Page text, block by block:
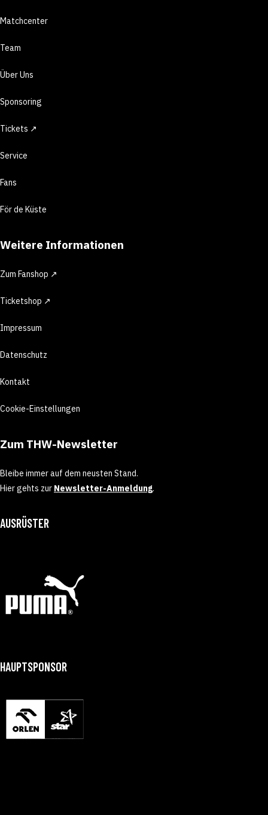
Matchcenter
Team
Über Uns
Sponsoring
Tickets ↗
Service
Fans
För de Küste
Weitere Informationen
Zum Fanshop ↗
Ticketshop ↗
Impressum
Datenschutz
Kontakt
Cookie-Einstellungen
Zum THW-Newsletter
Bleibe immer auf dem neusten Stand.
Hier gehts zur Newsletter-Anmeldung.
AUSRÜSTER
HAUPTSPONSOR